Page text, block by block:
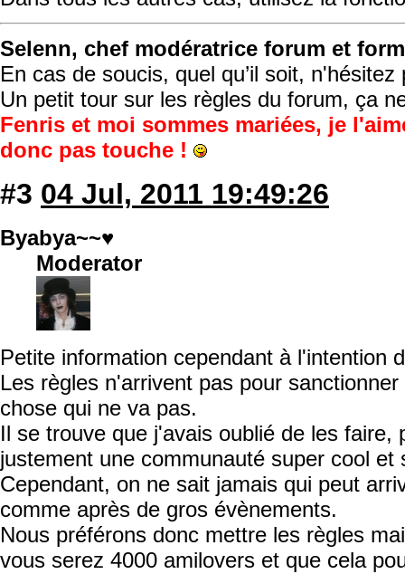
Selenn, chef modératrice forum et
En cas de soucis, quel qu’il soit,
Un petit tour sur les règles du forum, ça
Fenris et moi sommes mariées, je
donc pas touche !
#3 04 Jul, 2011 19:49:26
Byabya~~♥
Moderator
Petite information cependant à l'intention
Les règles n'arrivent pas pour
chose qui ne va pas.
Il se trouve que j'avais oublié de les faire,
justement une communauté super cool et
Cependant, on ne sait jamais qui peut
comme après de gros évènements.
Nous préférons donc mettre les règles
vous serez 4000 amilovers et que cela